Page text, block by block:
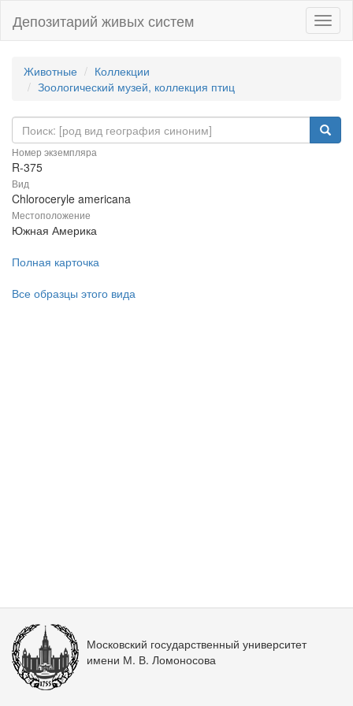
Депозитарий живых систем
Животные
Коллекции
Зоологический музей, коллекция птиц
Номер экземпляра
R-375
Вид
Chloroceryle americana
Местоположение
Южная Америка
Полная карточка
Все образцы этого вида
Московский государственный университет
имени М. В. Ломоносова